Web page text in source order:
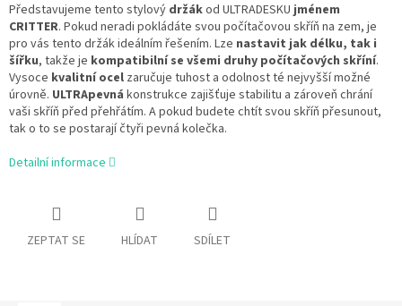
Představujeme tento stylový držákod ULTRADESKUjménem
CRITTER. Pokud neradi pokládáte svou počítačovou skříň na zem, je
pro vás tento držák ideálním řešením. Lze nastavit jak délku, tak i
šířku, takže je kompatibilní se všemi druhy počítačových skříní.
Vysoce kvalitní ocel zaručuje tuhost a odolnost té nejvyšší možné
úrovně. ULTRApevná konstrukce zajišťuje stabilitu a zároveň chrání
vaši skříň před přehřátím. A pokud budete chtít svou skříň přesunout,
tak o to se postarají čtyři pevná kolečka.
Detailní informace
ZEPTAT SE HLÍDAT SDÍLET